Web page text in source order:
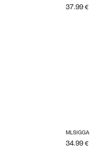
37.99 €
MLSIGGA
34.99 €